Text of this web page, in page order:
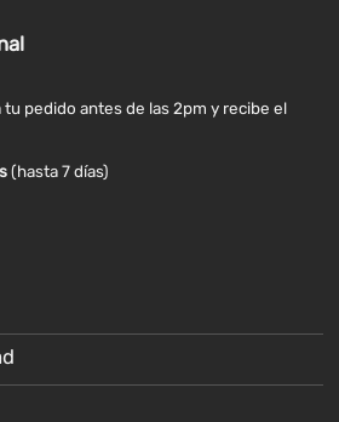
tu pedido antes de las 2pm y recibe el
(hasta 7 días)